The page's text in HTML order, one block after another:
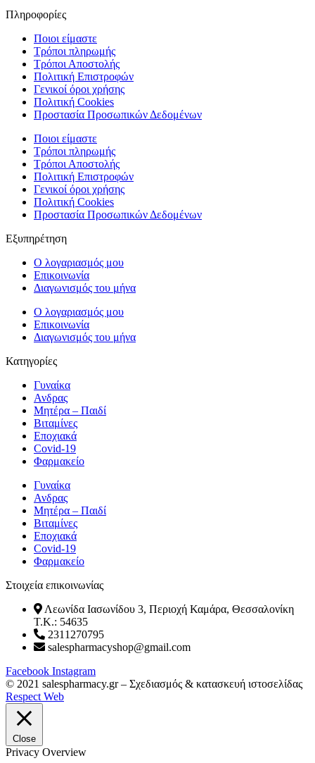
Πληροφορίες
Ποιοι είμαστε
Τρόποι πληρωμής
Τρόποι Αποστολής
Πολιτική Επιστροφών
Γενικοί όροι χρήσης
Πολιτική Cookies
Προστασία Προσωπικών Δεδομένων
Ποιοι είμαστε
Τρόποι πληρωμής
Τρόποι Αποστολής
Πολιτική Επιστροφών
Γενικοί όροι χρήσης
Πολιτική Cookies
Προστασία Προσωπικών Δεδομένων
Εξυπηρέτηση
Ο λογαριασμός μου
Επικοινωνία
Διαγωνισμός του μήνα
Ο λογαριασμός μου
Επικοινωνία
Διαγωνισμός του μήνα
Κατηγορίες
Γυναίκα
Ανδρας
Μητέρα – Παιδί
Βιταμίνες
Εποχιακά
Covid-19
Φαρμακείο
Γυναίκα
Ανδρας
Μητέρα – Παιδί
Βιταμίνες
Εποχιακά
Covid-19
Φαρμακείο
Στοιχεία επικοινωνίας
Λεωνίδα Ιασωνίδου 3, Περιοχή Καμάρα, Θεσσαλονίκη
T.K.: 54635
2311270795
salespharmacyshop@gmail.com
Facebook Instagram
© 2021 salespharmacy.gr – Σχεδιασμός & κατασκευή ιστοσελίδας
Respect Web
Close
Privacy Overview